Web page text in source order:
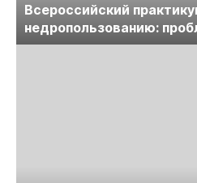
Всероссийский
недропользованию:
лицензирования,